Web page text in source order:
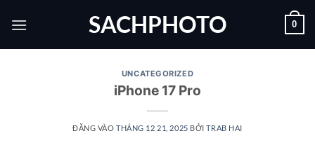
qua
SACHPHOTO 0
UNCATEGORIZED
iPhone 17 Pro
ĐĂNG VÀOTHÁNG 12 21, 2025 BỞITRAB HAI